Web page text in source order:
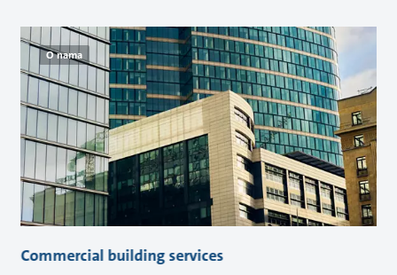
O nama
Commercial building services